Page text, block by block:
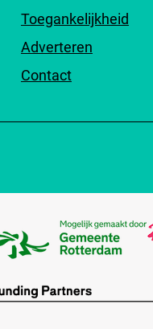
Toegankelijkheid
Adverteren
Contact